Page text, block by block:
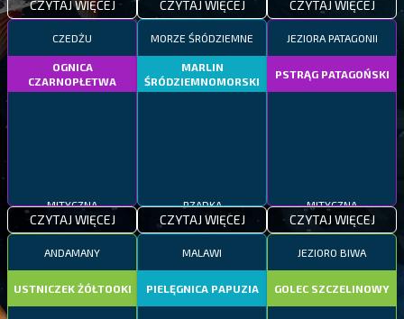
CZYTAJ WIĘCEJ CZYTAJ WIĘCEJ CZYTAJ WIĘCEJ
CZEDŻU
OGNICA
CZARNOPŁETWA
MITYCZNA
CZYTAJ WIĘCEJ
MORZE ŚRÓDZIEMNE
MARLIN
ŚRÓDZIEMNOMORSKI
RZADKA
CZYTAJ WIĘCEJ
JEZIORA PATAGONII
PSTRĄG PATAGOŃSKI
MITYCZNA
CZYTAJ WIĘCEJ
ANDAMANY
USTNICZEK ŻÓŁTOOKI
MALAWI
PIELĘGNICA PAPUZIA
JEZIORO BIWA
GOLEC SZCZELINOWY